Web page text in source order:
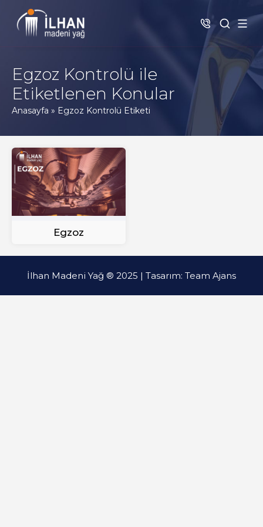
Egzoz Kontrolü ile
Etiketlenen Konular
Anasayfa » Egzoz Kontrolü Etiketi
Egzoz
İlhan Madeni Yağ ® 2025 | Tasarım: Team Ajans